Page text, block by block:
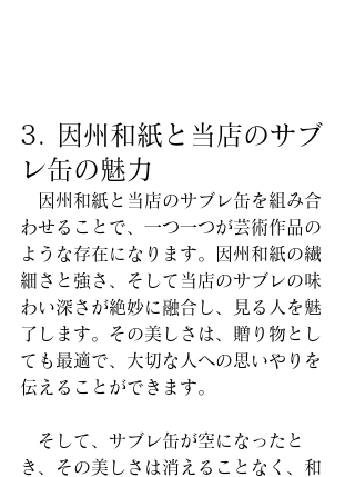
3. 因州和紙と当店のサブ
レ缶の魅力
因州和紙と当店のサブレ缶を組み合
わせることで、一つ一つが芸術作品の
ような存在になります。因州和紙の繊
細さと強さ、そして当店のサブレの味
わい深さが絶妙に融合し、見る人を魅
了します。その美しさは、贈り物とし
ても最適で、大切な人への思いやりを
伝えることができます。
そして、サブレ缶が空になったと
き、その美しさは消えることなく、和